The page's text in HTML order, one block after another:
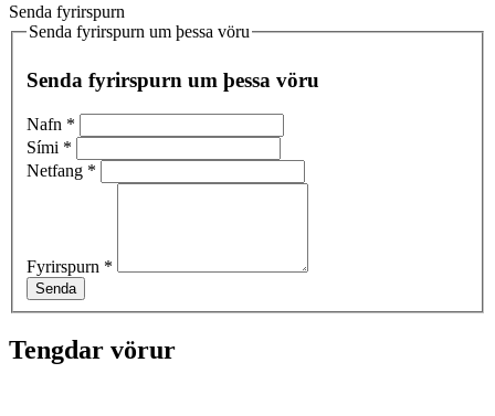
Senda fyrirspurn
Senda fyrirspurn um þessa vöru
Senda fyrirspurn um þessa vöru
Nafn *
Sími *
Netfang *
Fyrirspurn *
Senda
Tengdar vörur